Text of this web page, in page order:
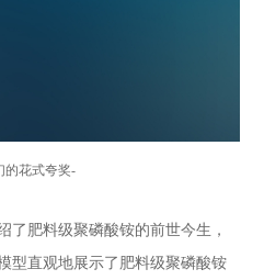
的花式夸奖-
了肥料级聚磷酸铵的前世今生，
型直观地展示了肥料级聚磷酸铵